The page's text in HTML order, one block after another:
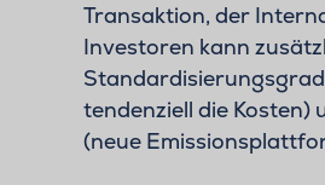
Transaktion, der
Investoren kann
tendenziell die
(neue